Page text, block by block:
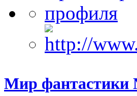
Мир фантастики